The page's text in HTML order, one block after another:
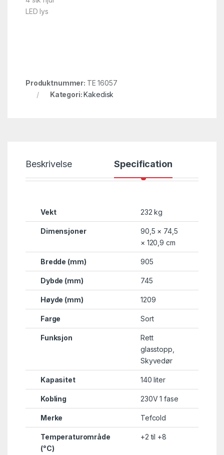
LED lys
Produktnummer: TE 16057
Kategori:Kakedisk
Beskrivelse Specification
Vekt 232 kg
Dimensjoner
90,5 × 74,5
× 120,9 cm
Bredde (mm) 905
Dybde (mm) 745
Høyde (mm) 1209
Farge Sort
Funksjon
Rett
glasstopp
Skyvedør
Kapasitet 140 liter
Kobling 230V 1 fase
Merke Tefcold
Temperaturområde
(°C)
+2 til +8